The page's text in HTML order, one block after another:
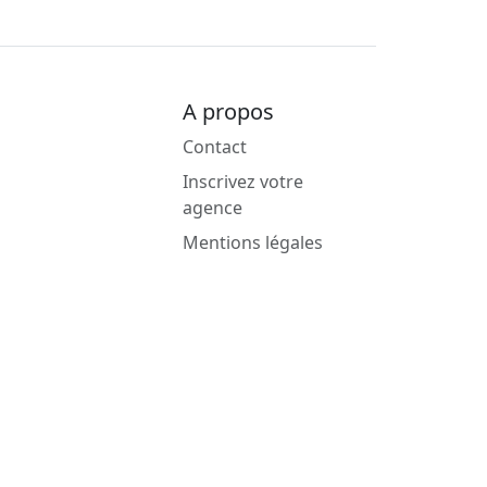
A propos
Contact
Inscrivez votre
agence
Mentions légales